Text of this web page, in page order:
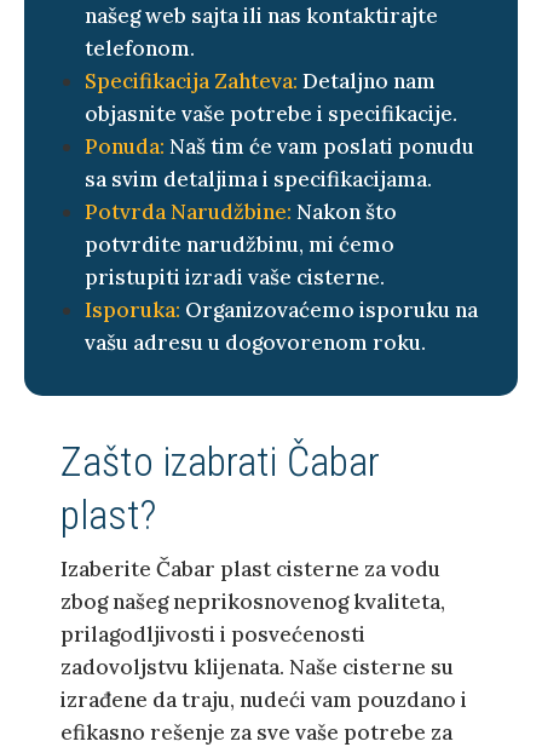
našeg web sajta ili nas kontaktirajte
telefonom.
Specifikacija Zahteva: Detaljno nam
objasnite vaše potrebe i specifikacije.
Ponuda: Naš tim će vam poslati ponudu
sa svim detaljima i specifikacijama.
Potvrda Narudžbine: Nakon što
potvrdite narudžbinu, mi ćemo
pristupiti izradi vaše cisterne.
Isporuka: Organizovaćemo isporuku na
vašu adresu u dogovorenom roku.
Zašto izabrati Čabar
plast?
Izaberite Čabar plast cisterne za vodu
zbog našeg neprikosnovenog kvaliteta,
prilagodljivosti i posvećenosti
zadovoljstvu klijenata. Naše cisterne su
izrađene da traju, nudeći vam pouzdano i
efikasno rešenje za sve vaše potrebe za